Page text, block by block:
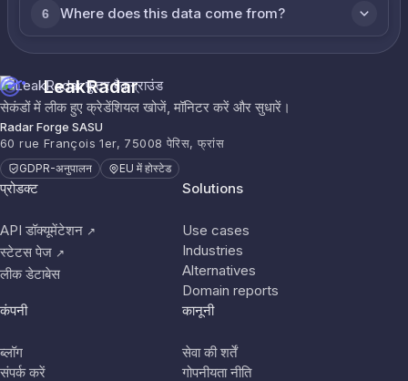
6 Where does this data come from?
LeakRadar
सेकंडों में लीक हुए क्रेडेंशियल खोजें, मॉनिटर करें और सुधारें।
Radar Forge SASU
60 rue François 1er, 75008 पेरिस, फ्रांस
GDPR-अनुपालन EU में होस्टेड
प्रोडक्ट
API डॉक्यूमेंटेशन ↗
स्टेटस पेज ↗
लीक डेटाबेस
Solutions
Use cases
Industries
Alternatives
Domain reports
कंपनी
ब्लॉग
संपर्क करें
कानूनी
सेवा की शर्तें
गोपनीयता नीति